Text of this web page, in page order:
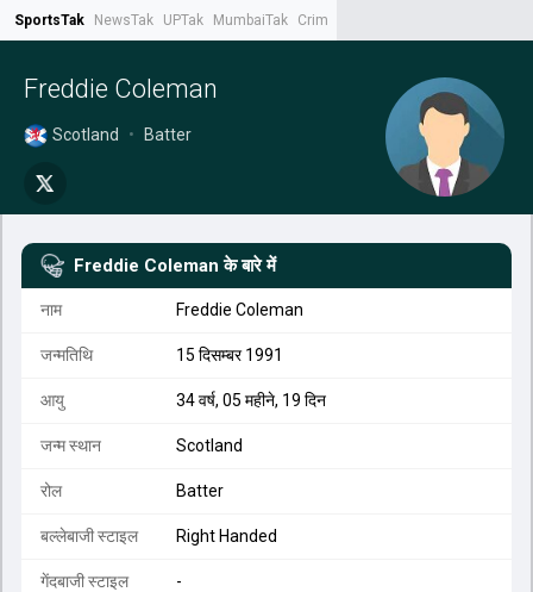
SportsTak NewsTak UPTak MumbaiTak CrimeTak
Freddie Coleman
Scotland • Batter
Freddie Coleman के बारे में
नाम Freddie Coleman
जन्मतिथि 15 दिसम्बर 1991
आयु 34 वर्ष, 05 महीने, 19 दिन
जन्म स्थान Scotland
रोल Batter
बल्लेबाजी स्टाइल Right Handed
गेंदबाजी स्टाइल -